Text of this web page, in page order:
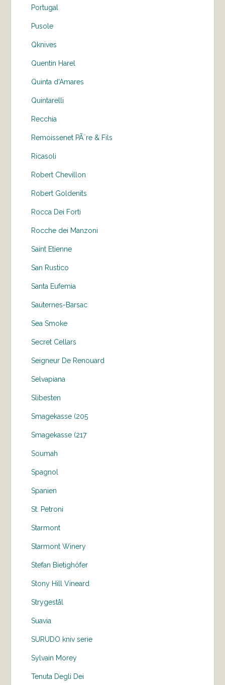
Portugal
Pusole
Qknives
Quentin Harel
Quinta d'Amares
Quintarelli
Recchia
Remoissenet PÃ¨re & Fils
Ricasoli
Robert Chevillon
Robert Goldenits
Rocca Dei Forti
Rocche dei Manzoni
Saint Etienne
San Rustico
Santa Eufemia
Sauternes-Barsac
Sea Smoke
Secret Cellars
Seigneur De Renouard
Selvapiana
Slibesten
Smagekasse (205
Smagekasse (217
Soumah
Spagnol
Spanien
St. Petroni
Starmont
Starmont Winery
Stefan Bietighöfer
Stony Hill Vineard
Strygestål
Suavia
SURUDO kniv serie
Sylvain Morey
Tenuta Degli Dei